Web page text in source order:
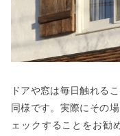
ドアや窓は毎日触れる
同様です。実際にその
ェックすることをお勧